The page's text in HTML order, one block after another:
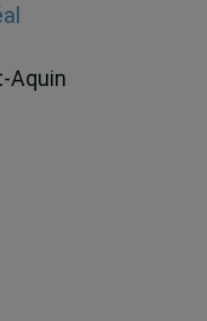
Aquin